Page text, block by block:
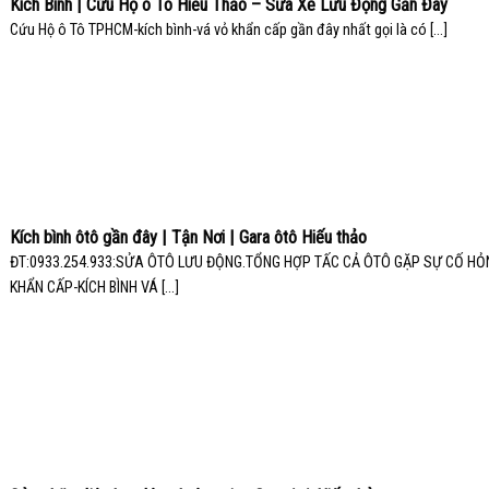
Kích Bình | Cứu Hộ ô Tô Hiếu Thảo – Sửa Xe Lưu Động Gần Đây
Cứu Hộ ô Tô TPHCM-kích bình-vá vỏ khẩn cấp gần đây nhất gọi là có [...]
Kích bình ôtô gần đây | Tận Nơi | Gara ôtô Hiếu thảo
ĐT:0933.254.933:SỬA ÔTÔ LƯU ĐỘNG.TỔNG HỢP TẤC CẢ ÔTÔ GẶP SỰ CỐ
KHẨN CẤP-KÍCH BÌNH VÁ [...]